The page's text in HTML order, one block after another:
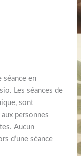
séance en
Les séances de
sont
personnes
Aucun
d’une séance